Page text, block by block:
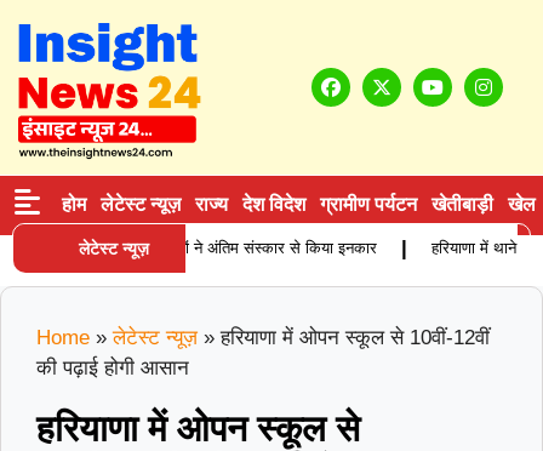
होम लेटेस्ट न्यूज़ राज्य देश विदेश ग्रामीण पर्यटन खेतीबाड़ी खेल
लेटेस्ट न्यूज़
कारोबारी की मौत, बेटियों ने अंतिम संस्कार से किया इनकार हरियाणा में थाने के
Home » लेटेस्ट न्यूज़ »हरियाणा में ओपन स्कूल से 10वीं-12वीं
की पढ़ाई होगी आसान
हरियाणा में ओपन स्कूल से